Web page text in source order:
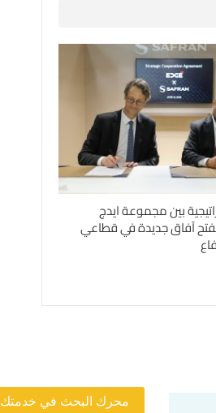
بين مجموعة ايدج
آفاق جديدة في قطاعي
محرك البحث في خدمتك